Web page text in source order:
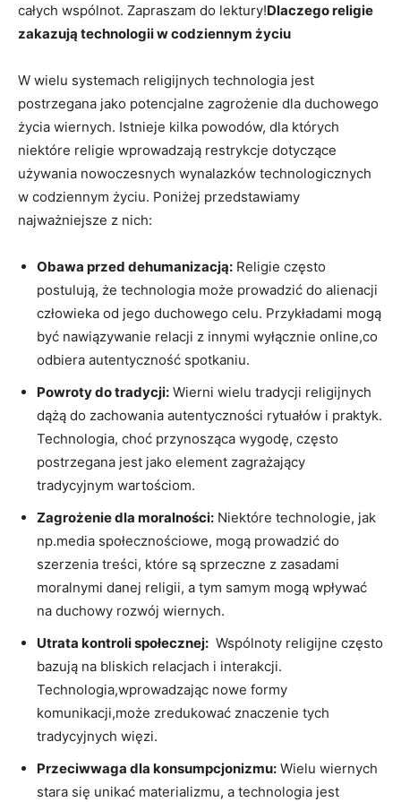
całych wspólnot. Zapraszam do ⁤lektury!Dlaczego religie
zakazują technologii w codziennym życiu
W wielu systemach religijnych⁤ technologia jest
postrzegana jako potencjalne‍ zagrożenie dla duchowego
życia wiernych. Istnieje kilka powodów, dla których ​
niektóre religie wprowadzają restrykcje dotyczące
używania ​nowoczesnych⁢ wynalazków technologicznych
w codziennym życiu. Poniżej ⁢przedstawiamy
najważniejsze z nich:
Obawa przed dehumanizacją: Religie często
postulują, że technologia ‍może prowadzić do alienacji
człowieka od jego duchowego celu. ​Przykładami mogą
być nawiązywanie‍ relacji⁢ z innymi wyłącznie online,co
odbiera autentyczność spotkaniu.
Powroty do tradycji: Wierni wielu tradycji religijnych⁣
dążą do zachowania autentyczności rytuałów i praktyk.
Technologia, choć przynosząca wygodę, często
postrzegana⁣ jest jako element zagrażający
‌tradycyjnym wartościom.
Zagrożenie dla moralności: Niektóre technologie, ‍jak
np.media społecznościowe, mogą prowadzić do‌
szerzenia treści, które są sprzeczne z zasadami‌
moralnymi danej religii, a tym samym mogą ‌wpływać
na duchowy rozwój wiernych.
Utrata kontroli społecznej: ⁤ Wspólnoty religijne często
bazują na bliskich relacjach i ⁢interakcji.
Technologia,wprowadzając nowe formy‍
komunikacji,może zredukować znaczenie tych
tradycyjnych więzi.
Przeciwwaga dla konsumpcjonizmu: Wielu wiernych
⁣stara się unikać⁢ materializmu, a technologia jest